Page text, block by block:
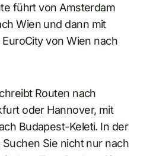
führt von Amsterdam
Wien und dann mit
von Wien nach
Routen nach
oder Hannover, mit
Budapest-Keleti. In der
Sie nicht nur nach